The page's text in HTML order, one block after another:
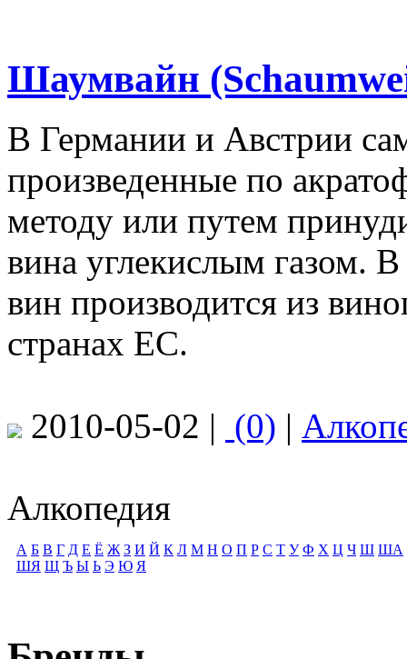
Шаумвайн
В Германии и Австрии
произведенные по
методу или путем
вина углекислым газом.
вин производится из
странах ЕС.
2010-05-02 | (0) |
Алкопедия
А Б В Г Д Е Ё Ж З И Й К Л М Н О П Р С Т У Ф Х Ц Ч Ш ША
ШЯ Щ Ъ Ы Ь Э Ю Я